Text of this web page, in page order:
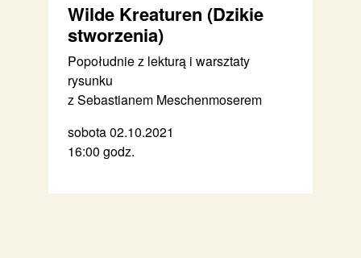
Wilde Kreaturen (Dzikie
stworzenia)
Popołudnie z lekturą i warsztaty
rysunku
z Sebastianem Meschenmoserem
sobota 02.10.2021
16:00 godz.